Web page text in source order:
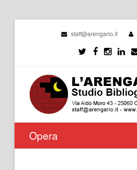
staff@arengario.it
Opera